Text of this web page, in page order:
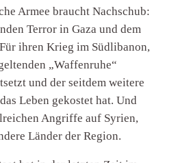
Armee braucht Nachschub:
Terror in Gaza und dem
ihren Krieg im Südlibanon,
„Waffenruhe“
und der seitdem weitere
Leben gekostet hat. Und
Angriffe auf Syrien,
Länder der Region.